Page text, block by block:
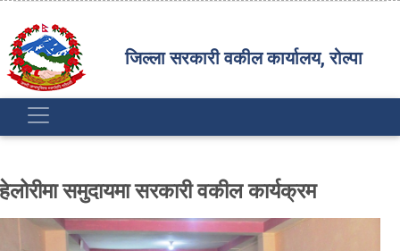
जिल्ला सरकारी वकील कार्यालय, रोल्पा
हेलोरीमा समुदायमा सरकारी वकील कार्यक्रम